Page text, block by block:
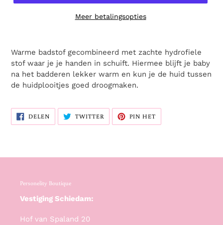
Meer betalingsopties
Warme badstof gecombineerd met zachte hydrofiele
stof waar je je handen in schuift. Hiermee blijft je baby
na het badderen lekker warm en kun je de huid tussen
de huidplooitjes goed droogmaken.
DELENDELEN
FACEBOOK
TWITTER TWITTEREN
OP
TWITTER
PIN HET
PINTEREST
Personelity Boutique
Vestiging Schiedam:
Hof van Spaland 20